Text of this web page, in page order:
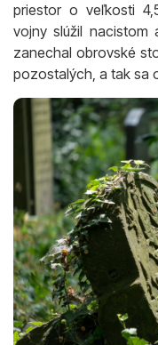
priestor o veľkosti
vojny slúžil nacistom
zanechal obrovské
pozostalých, a tak sa